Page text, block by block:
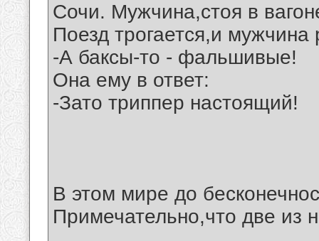
Сочи. Мужчина,стоя в
Поезд трогается,и
-А баксы-то - фальшивые!
Она ему в ответ:
-Зато триппер настоящий!
В этом мире до
Примечательно,что две из